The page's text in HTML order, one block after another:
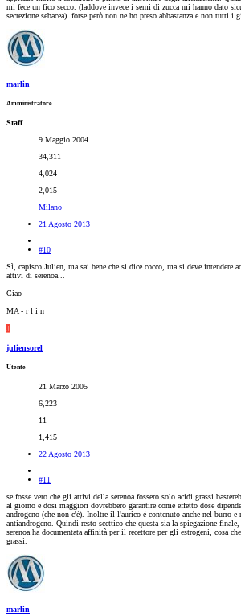
mi fece un fico secco. (laddove invece i semi di zucca mi hanno dato
secrezione sebacea). forse però non ne ho preso abbastanza e non tutti i
marlin
Amministratore
Staff
9 Maggio 2004
34,311
4,024
2,015
Milano
21 Agosto 2013
#10
Sì, capisco Julien, ma sai bene che si dice cocco, ma si deve intendere
attivi di serenoa...
Ciao
MA - r l i n
J
juliensorel
Utente
21 Marzo 2005
6,223
11
1,415
22 Agosto 2013
#11
se fosse vero che gli attivi della serenoa fossero solo acidi grassi
al giorno e dosi maggiori dovrebbero garantire come effetto dose
androgeno (che non c'é). Inoltre il l'aurico è contenuto anche nel burro
antiandrogeno. Quindi resto scettico che questa sia la spiegazione finale,
serenoa ha documentata affinità per il recettore per gli estrogeni, cosa
grassi.
marlin